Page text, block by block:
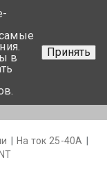
17-350-99-56
44-752-82-08
Задать вопрос
На ток 25-40А
в
Принять